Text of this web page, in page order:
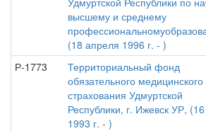
высшему и среднему
(18 апреля 1996 г. - )
Р-1773
Территориальный фонд
обязательного медицинского
страхования Удмуртской
Республики, г. Ижевск УР,
1993 г. - )